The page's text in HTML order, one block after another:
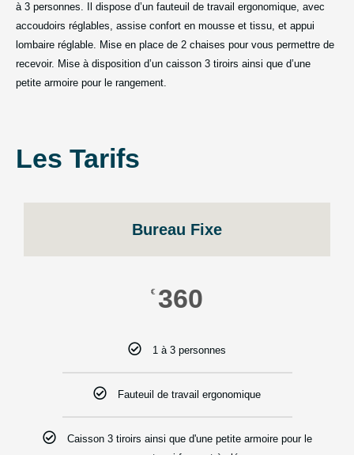
à 3 personnes. Il dispose d’un fauteuil de travail ergonomique, avec
accoudoirs réglables, assise confort en mousse et tissu, et appui
lombaire réglable. Mise en place de 2 chaises pour vous permettre de
recevoir. Mise à disposition d’un caisson 3 tiroirs ainsi que d’une
petite armoire pour le rangement.
Les Tarifs
Bureau Fixe
€ 360
1 à 3 personnes
Fauteuil de travail ergonomique
Caisson 3 tiroirs ainsi que d'une petite armoire pour le